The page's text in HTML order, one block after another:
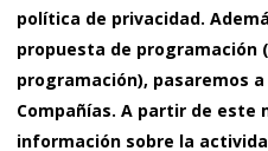
política de privacidad.
propuesta de programación
programación), pasaremos
Compañías. A partir de este
información sobre la